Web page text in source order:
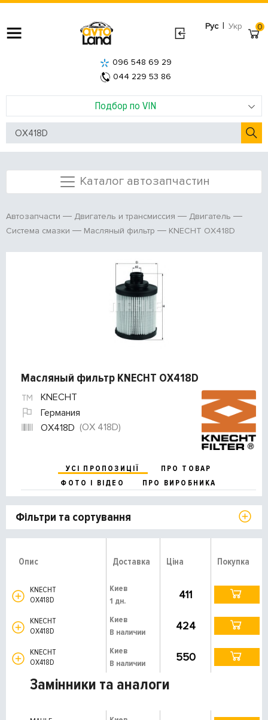
Рус | Укр
Подбор по VIN
096 548 69 29
044 229 53 86
0
Каталог автозапчастин
Автозапчасти Двигатель и трансмиссия
Двигатель
Система смазки
Масляный фильтр KNECHT OX418D
Масляный фильтр KNECHT OX418D
KNECHT
Германия
OX418D (OX 418D)
УСІ ПРОПОЗИЦІЇ
ПРО ТОВАР
ФОТО І ВІДЕО
ПРО ВИРОБНИКА
Фільтри та сортування
Опис Доставка Ціна Покупка
KNECHT
OX418D
Киев
1 дн.
411
KNECHT
OX418D
Киев
В наличии
424
KNECHT
OX418D
Киев
В наличии
550
Замінники та аналоги